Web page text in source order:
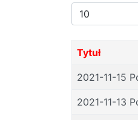
Pokaż
#
Tytuł
2021-11-15
2021-11-13